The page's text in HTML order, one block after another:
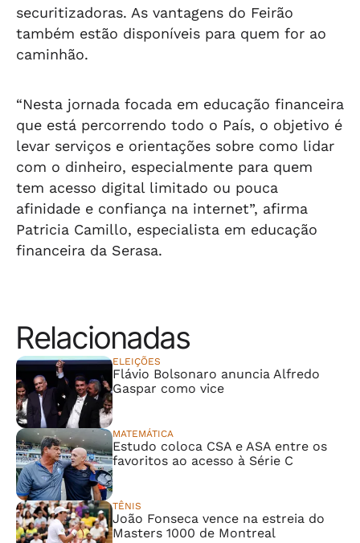
securitizadoras. As vantagens do Feirão
também estão disponíveis para quem for ao
caminhão.
“Nesta jornada focada em educação financeira
que está percorrendo todo o País, o objetivo é
levar serviços e orientações sobre como lidar
com o dinheiro, especialmente para quem
tem acesso digital limitado ou pouca
afinidade e confiança na internet”, afirma
Patricia Camillo, especialista em educação
financeira da Serasa.
Relacionadas
ELEIÇÕES
Flávio Bolsonaro anuncia Alfredo
Gaspar como vice
MATEMÁTICA
Estudo coloca CSA e ASA entre os
favoritos ao acesso à Série C
TÊNIS
João Fonseca vence na estreia do
Masters 1000 de Montreal